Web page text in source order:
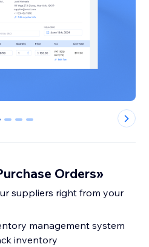
1 2 3
Orders»
suppliers right from your
management system
inventory